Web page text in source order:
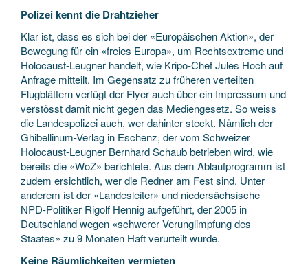
Polizei kennt die Drahtzieher
Klar ist, dass es sich bei der «Europäischen Aktion», der
Bewegung für ein «freies Europa», um Rechtsextreme und
Holocaust-Leugner handelt, wie Kripo-Chef Jules Hoch auf
Anfrage mitteilt. Im Gegensatz zu früheren verteilten
Flugblättern verfügt der Flyer auch über ein Impressum und
verstösst damit nicht gegen das Mediengesetz. So weiss
die Landespolizei auch, wer dahinter steckt. Nämlich der
Ghibellinum-Verlag in Eschenz, der vom Schweizer
Holocaust-Leugner Bernhard Schaub betrieben wird, wie
bereits die «WoZ» berichtete. Aus dem Ablaufprogramm ist
zudem ersichtlich, wer die Redner am Fest sind. Unter
anderem ist der «Landesleiter» und niedersächsische
NPD-Politiker Rigolf Hennig aufgeführt, der 2005 in
Deutschland wegen «schwerer Verunglimpfung des
Staates» zu 9 Monaten Haft verurteilt wurde.
Keine Räumlichkeiten vermieten